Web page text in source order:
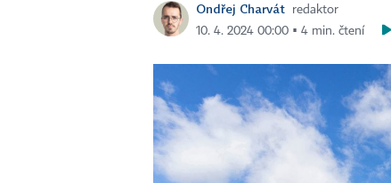
Ondřej Charvát
redaktor
10. 4. 2024 00:00 ▪ 4 min. čtení